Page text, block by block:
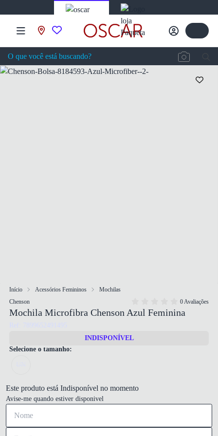
Início Acessórios Femininos
Mochilas
Chenson
0 Avaliações
Mochila Microfibra Chenson Azul Feminina
Ref: 7899652491495
INDISPONÍVEL
Selecione o tamanho:
Este produto está Indisponível no momento
Avise-me quando estiver disponivel